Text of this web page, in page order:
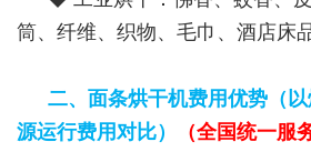
筒、纤维、织物、毛巾、酒店床
二、面条烘干机费用优势（
源运行费用对比）
（全国统一服